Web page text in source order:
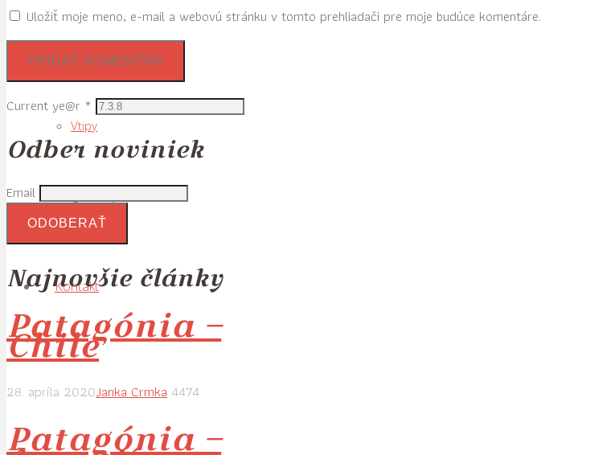
Knihy
Vtipy
Ostatné
Kontakt
Uložiť moje meno, e-mail a webovú stránku v tomto prehliadači pre moje budúce komentáre.
Current ye@r *
Odber noviniek
Email
Najnovšie články
Patagónia –
Chile
28. apríla 2020Janka Crmka 4474
Patagónia –